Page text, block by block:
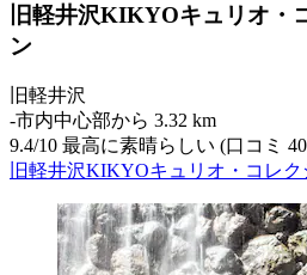
旧軽井沢KIKYOキュリオ・
ン
旧軽井沢
‐市内中心部から 3.32 km
9.4/10 最高に素晴らしい (口コミ
旧軽井沢KIKYOキュリオ・コレ